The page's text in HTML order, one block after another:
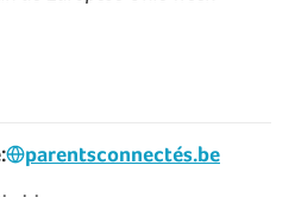
parentsconnectés.be